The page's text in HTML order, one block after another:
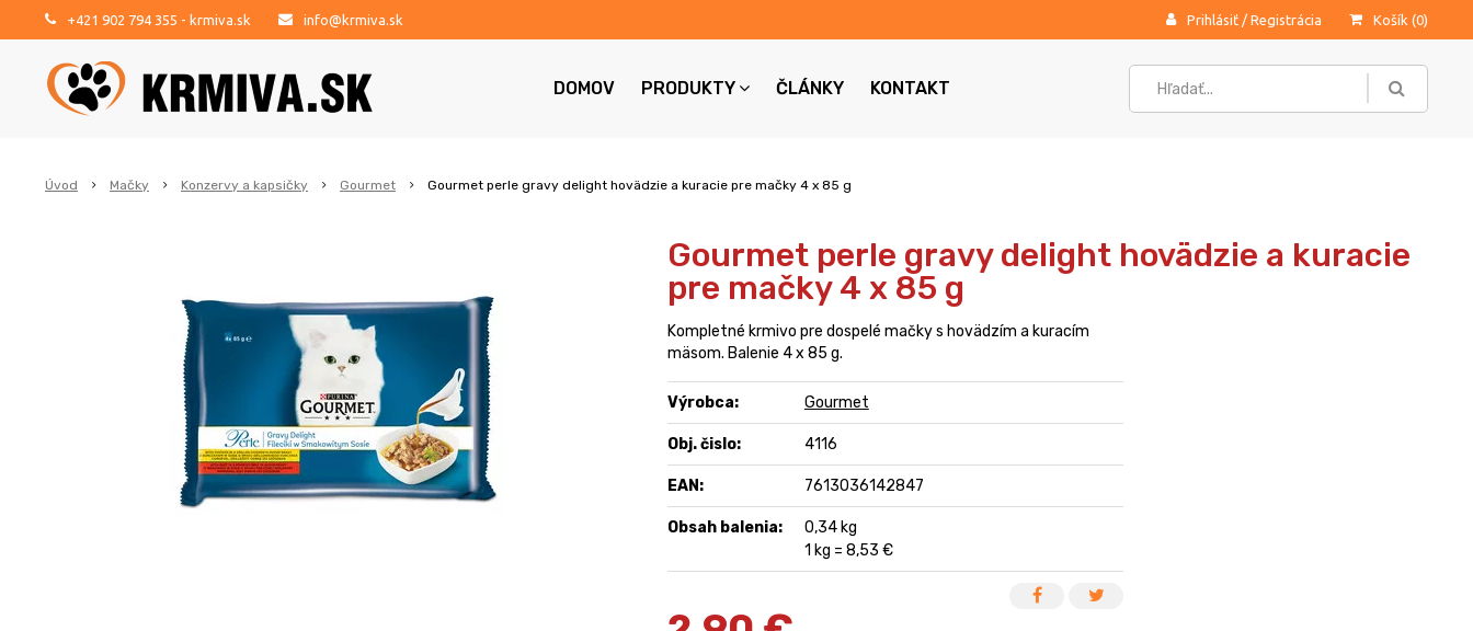
+421 902 794 355 - krmiva.sk info@krmiva.sk Prihlásiť / Registrácia Košík (0)
DOMOV PRODUKTY ČLÁNKY KONTAKT
Úvod Mačky Konzervy a kapsičky Gourmet Gourmet perle gravy delight hovädzie a kuracie pre mačky 4 x 85 g
Gourmet perle gravy delight hovädzie a kuracie
pre mačky 4 x 85 g
Kompletné krmivo pre dospelé mačky s hovädzím a kuracím
mäsom. Balenie 4 x 85 g.
Výrobca: Gourmet
Obj. čislo: 4116
EAN: 7613036142847
Obsah balenia:
0,34 kg
1 kg = 8,53 €